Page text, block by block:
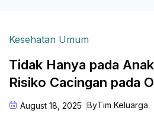
Kesehatan Umum
Tidak Hanya pada
Risiko Cacingan pada
August 18, 2025 ByTim Keluarga